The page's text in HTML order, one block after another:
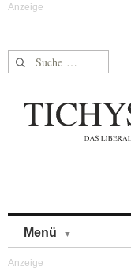
Suche nach:
Menü